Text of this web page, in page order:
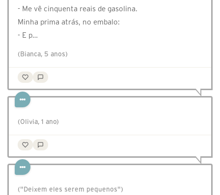
- Me vê cinquenta reais de gasolina.
Minha prima atrás, no embalo:
- E p…
(Bianca, 5 anos)
(Olivia, 1 ano)
("Deixem eles serem pequenos")